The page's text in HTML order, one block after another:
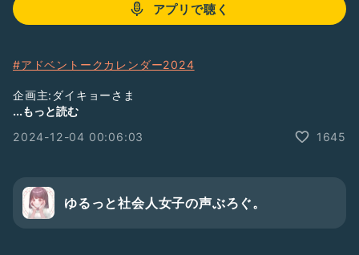
アプリで聴く
#アドベントークカレンダー2024
企画主:ダイキョーさま
レンダーです。
さまざまなトーカーさんによる12分のトークを楽しみながら
...もっと読む
2024-12-04 00:06:03
1645
ゆるっと社会人女子の声ぶろぐ。